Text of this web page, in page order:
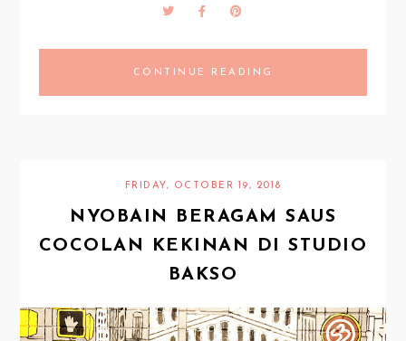
CONTINUE READING
FRIDAY, OCTOBER 19, 2018
NYOBAIN BERAGAM SAUS
COCOLAN KEKINAN DI STUDIO
BAKSO